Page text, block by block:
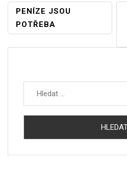
Navigace
Pro
Příspěvek
PENÍZE JSOU
POTŘEBA